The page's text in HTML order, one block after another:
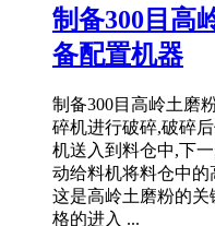
制备300目高
备配置机器
制备300目高岭土磨
碎机进行破碎,破碎
机送入到料仓中,下
动给料机将料仓中
这是高岭土磨粉的
格的进入 ...